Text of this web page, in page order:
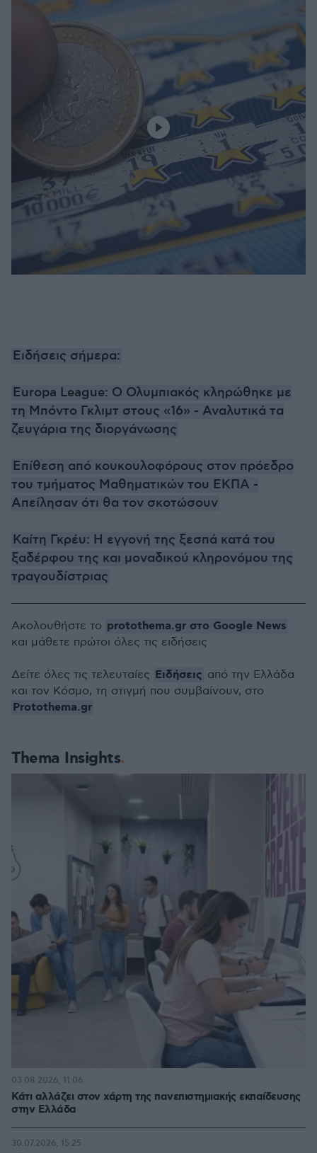
Ειδήσεις σήμερα:
Europa League: Ο Ολυμπιακός κληρώθηκε με
τη Μπόντο Γκλιμτ στους «16» - Αναλυτικά τα
ζευγάρια της διοργάνωσης
Επίθεση από κουκουλοφόρους στον πρόεδρο
του τμήματος Μαθηματικών του ΕΚΠΑ -
Απείλησαν ότι θα τον σκοτώσουν
Καίτη Γκρέυ: Η εγγονή της ξεσπά κατά του
ξαδέρφου της και μοναδικού κληρονόμου της
τραγουδίστριας
Thema Insights
Κάτι αλλάζει στον χάρτη της πανεπιστημιακής εκπαίδευσης
στην Ελλάδα
03.08.2026, 11:06
30.07.2026, 15:25
Ακολουθήστε το protothema.gr στο Google News
και μάθετε πρώτοι όλες τις ειδήσεις
Δείτε όλες τις τελευταίες Ειδήσεις από την Ελλάδα
και τον Κόσμο, τη στιγμή που συμβαίνουν, στο
Protothema.gr